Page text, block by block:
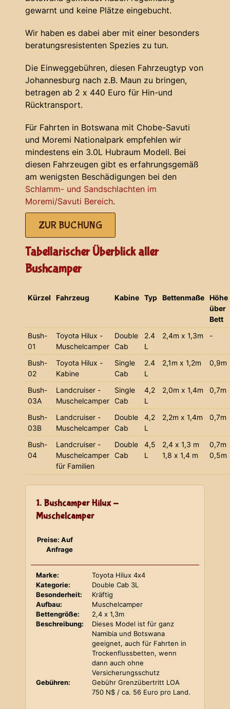
gewarnt und keine Plätze eingebucht.
Wir haben es dabei aber mit einer besonders
beratungsresistenten Spezies zu tun.
Die Einweggebühren, diesen Fahrzeugtyp von
Johannesburg nach z.B. Maun zu bringen,
betragen ab 2 x 440 Euro für Hin-und
Rücktransport.
Für Fahrten in Botswana mit Chobe-Savuti
und Moremi Nationalpark empfehlen wir
mindestens ein 3.0L Hubraum Modell. Bei
diesen Fahrzeugen gibt es erfahrungsgemäß
am wenigsten Beschädigungen bei den
Schlamm- und Sandschlachten im
Moremi/Savuti Bereich.
ZUR BUCHUNG
Tabellarischer Überblick aller
Bushcamper
Kürzel Fahrzeug Kabine Typ Bettenmaße Höhe
über
Bett
Bush-
01
Toyota Hilux -
Muschelcamper
Double
Cab
2.4
L
2,4m x 1,3m -
Bush-
02
Toyota Hilux -
Kabine
Single
Cab
2.4
L
2,1m x 1,2m 0,9m
Bush-
03A
Landcruiser -
Muschelcamper
Single
Cab
4,2
L
2,0m x 1,4m 0,7m
Bush-
03B
Landcruiser -
Muschelcamper
Double
Cab
4,2
L
2,2m x 1,4m 0,7m
Bush-
04
Landcruiser -
Muschelcamper
für Familien
Double
Cab
4,5
L
2,4 x 1,3 m
1,8 x 1,4 m
0,7m
0,5m
1. Bushcamper Hilux -
Muschelcamper
Preise: Auf
Anfrage
Marke:
Toyota Hilux 4x4
Kategorie:
Double Cab 3L
Besonderheit:
Kräftig
Aufbau:
Muschelcamper
Bettengröße:
2,4 x 1,3m
Beschreibung:
Dieses Model ist für ganz
Namibia und Botswana
geeignet, auch für Fahrten in
Trockenflussbetten, wenn
dann auch ohne
Versicherungsschutz
Gebühren:
Gebühr Grenzübertritt LOA
750 N$ / ca. 56 Euro pro Land.